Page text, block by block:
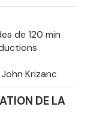
de 120 min
Krizanc
DE LA